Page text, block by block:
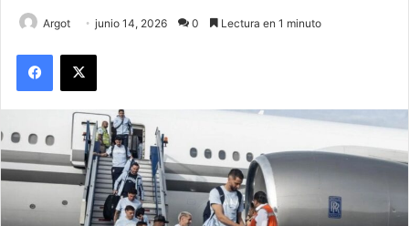
Argot junio 14, 2026 0 Lectura en 1 minuto
Facebook
X